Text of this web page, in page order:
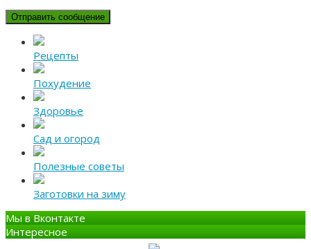
Рецепты
Похудение
Здоровье
Сад и огород
Полезные советы
Заготовки на зиму
Мы в Вконтакте
Интересное